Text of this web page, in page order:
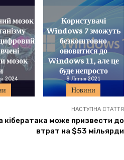
мозок
мозок
2024
Новини
Користувачі
Windows 7 зможуть
безкоштовно
оновитися до
Windows 11, але це
буде непросто
8 Липня 2021
НАСТУПНА СТАТТЯ
кібератака може призвести до
втрат на $53 мільярди